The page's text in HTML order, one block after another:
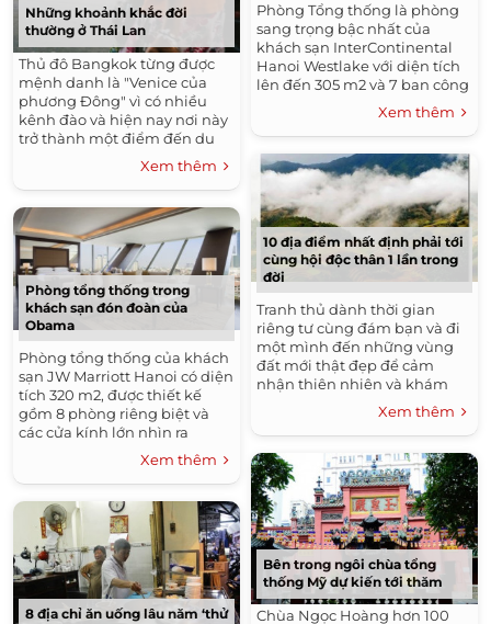
Những khoảnh khắc đời
thường ở Thái Lan
Thủ đô Bangkok từng được
mệnh danh là "Venice của
phương Đông" vì có nhiều
kênh đào và hiện nay nơi này
trở thành một điểm đến du
Xem thêm
Phòng tổng thống trong
khách sạn đón đoàn của
Obama
Phòng tổng thống của khách
sạn JW Marriott Hanoi có diện
tích 320 m2, được thiết kế
gồm 8 phòng riêng biệt và
các cửa kính lớn nhìn ra
Xem thêm
8 địa chỉ ăn uống lâu năm ‘thử
Phòng Tổng thống là phòng
sang trọng bậc nhất của
khách sạn InterContinental
Hanoi Westlake với diện tích
lên đến 305 m2 và 7 ban công
Xem thêm
10 địa điểm nhất định phải tới
cùng hội độc thân 1 lần trong
đời
Tranh thủ dành thời gian
riêng tư cùng đám bạn và đi
một mình đến những vùng
đất mới thật đẹp để cảm
nhận thiên nhiên và khám
phá bản thân. Your browser
does not support the video
tag. Hãy đi để...
Xem thêm
Bên trong ngôi chùa tổng
thống Mỹ dự kiến tới thăm
Chùa Ngọc Hoàng hơn 100